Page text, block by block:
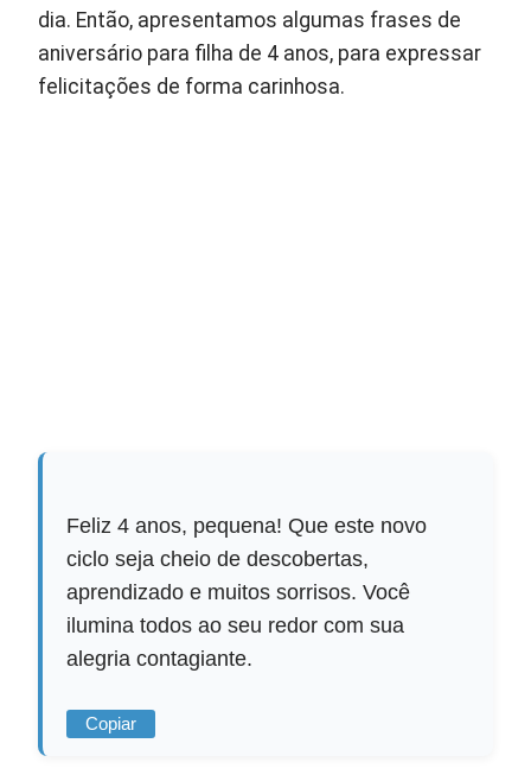
dia. Então, apresentamos algumas frases de
aniversário para filha de 4 anos, para expressar
felicitações de forma carinhosa.
Feliz 4 anos, pequena! Que este novo
ciclo seja cheio de descobertas,
aprendizado e muitos sorrisos. Você
ilumina todos ao seu redor com sua
alegria contagiante.
Copiar